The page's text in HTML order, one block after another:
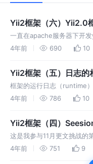
Yii2框架（六）Yii2.0
服务器
一直在apache服务器下开发
apache下的部署可能没有什
现了一个问题。 按照正常
之后，访问报4
4年前 690 10
Yii2框架（五）日志的
框架的运行日志（runtime
有用的，但是吧，这玩意我
将运行结果写到文件中去了
内容，比较麻烦。 但
4年前 786 10
Yii2框架（四）
这是我参与11月更文挑战的
查看：[2021最后一次更文
Yii2.0框架对session以及
4年前 751 9